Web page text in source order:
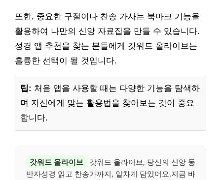
또한, 중요한 구절이나 찬송 가사는 북마크 기능을
활용하여 나만의 신앙 자료집을 만들 수 있습니다.
성경 앱 추천을 찾는 분들에게 갓워드 올라이브는
훌륭한 선택이 될 것입니다.
팁: 처음 앱을 사용할 때는 다양한 기능을 탐색하
며 자신에게 맞는 활용법을 찾아보는 것이 중요
합니다.
갓워드 올라이브
갓워드 올라이브, 당신의 신앙 동
반자성경 읽고 찬송가까지, 알차게 담았어요.지금 바